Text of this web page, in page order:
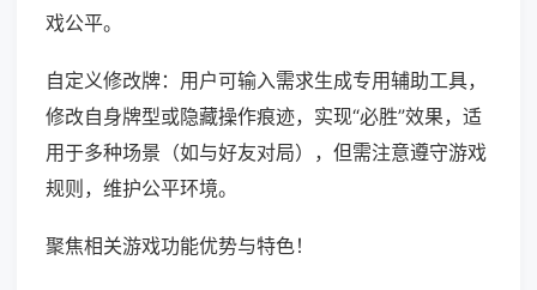
戏公平。
自定义修改牌：用户可输入需求生成专用辅助工具，
修改自身牌型或隐藏操作痕迹，实现“必胜”效果，适
用于多种场景（如与好友对局），但需注意遵守游戏
规则，维护公平环境。
聚焦相关游戏功能优势与特色！